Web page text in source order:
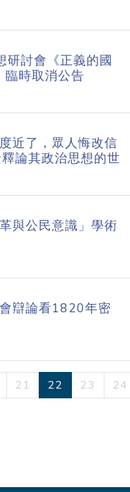
研討會《正義的國
臨時取消公告
近了，眾人悔改信
論其政治思想的世
與公民意識」學術
辯論看1820年密
21 22 23 24